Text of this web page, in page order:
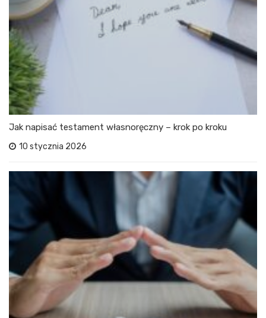
Jak napisać testament własnoręczny – krok po kroku
10 stycznia 2026